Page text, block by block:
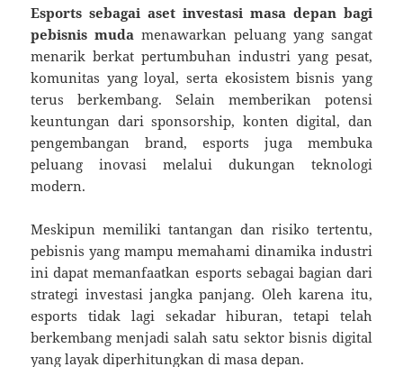
Esports sebagai aset investasi masa depan bagi
pebisnis muda menawarkan peluang yang sangat
menarik berkat pertumbuhan industri yang pesat,
komunitas yang loyal, serta ekosistem bisnis yang
terus berkembang. Selain memberikan potensi
keuntungan dari sponsorship, konten digital, dan
pengembangan brand, esports juga membuka
peluang inovasi melalui dukungan teknologi
modern.
Meskipun memiliki tantangan dan risiko tertentu,
pebisnis yang mampu memahami dinamika industri
ini dapat memanfaatkan esports sebagai bagian dari
strategi investasi jangka panjang. Oleh karena itu,
esports tidak lagi sekadar hiburan, tetapi telah
berkembang menjadi salah satu sektor bisnis digital
yang layak diperhitungkan di masa depan.